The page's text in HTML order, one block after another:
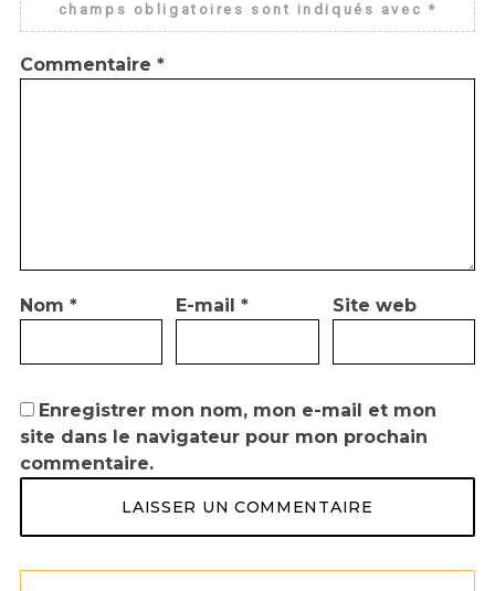
champs obligatoires sont indiqués avec *
Commentaire *
Nom * E-mail* Site web
Enregistrer mon nom, mon e-mail et mon
site dans le navigateur pour mon prochain
commentaire.